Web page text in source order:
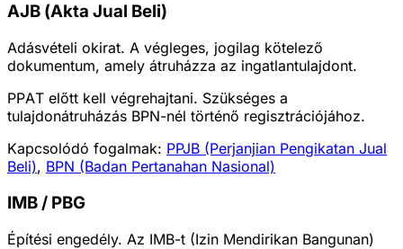
AJB (Akta Jual Beli)
Adásvételi okirat. A végleges, jogilag kötelező
dokumentum, amely átruházza az ingatlantulajdont.
PPAT előtt kell végrehajtani. Szükséges a
tulajdonátruházás BPN-nél történő regisztrációjához.
Kapcsolódó fogalmak: PPJB (Perjanjian Pengikatan Jual
Beli), BPN (Badan Pertanahan Nasional)
IMB / PBG
Építési engedély. Az IMB-t (Izin Mendirikan Bangunan)